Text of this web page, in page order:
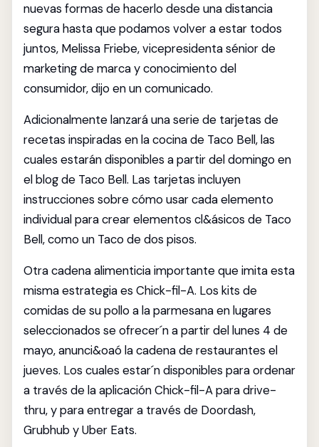
nuevas formas de hacerlo desde una distancia
segura hasta que podamos volver a estar todos
juntos, Melissa Friebe, vicepresidenta sénior de
marketing de marca y conocimiento del
consumidor, dijo en un comunicado.
Adicionalmente lanzará una serie de tarjetas de
recetas inspiradas en la cocina de Taco Bell, las
cuales estarán disponibles a partir del domingo en
el blog de Taco Bell. Las tarjetas incluyen
instrucciones sobre cómo usar cada elemento
individual para crear elementos cl&ásicos de Taco
Bell, como un Taco de dos pisos.
Otra cadena alimenticia importante que imita esta
misma estrategia es Chick-fil-A. Los kits de
comidas de su pollo a la parmesana en lugares
seleccionados se ofrecer´n a partir del lunes 4 de
mayo, anunci&oaó la cadena de restaurantes el
jueves. Los cuales estar´n disponibles para ordenar
a través de la aplicación Chick-fil-A para drive-
thru, y para entregar a través de Doordash,
Grubhub y Uber Eats.